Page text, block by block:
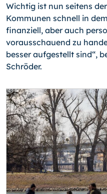
Wichtig ist nun seitens
Kommunen schnell in
finanziell, aber auch
vorausschauend zu
besser aufgestellt sind“,
Schröder.